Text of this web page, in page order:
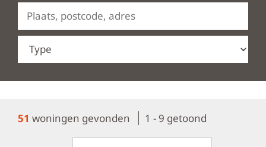
51 woningen gevonden 1 - 9 getoond